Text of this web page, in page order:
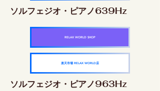
ソルフェジオ・ピアノ639Hz
RELAX WORLD SHOP
楽天市場 RELAX WORLD店
ソルフェジオ・ピアノ963Hz